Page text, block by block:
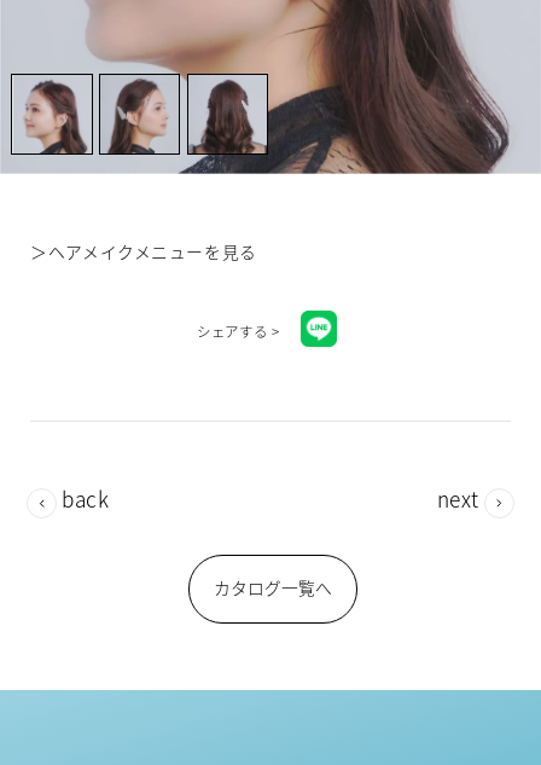
＞ ヘアメイクメニューを見る
シェアする >
back
カタログ一覧へ
next